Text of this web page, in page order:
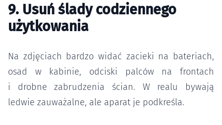
9. Usuń ślady codziennego
użytkowania
Na zdjęciach bardzo widać zacieki na bateriach,
osad w kabinie, odciski palców na frontach
i drobne zabrudzenia ścian. W realu bywają
ledwie zauważalne, ale aparat je podkreśla.